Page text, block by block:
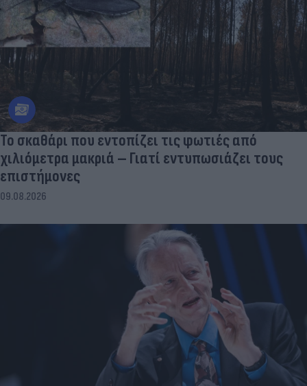
Το σκαθάρι που εντοπίζει τις φωτιές από
χιλιόμετρα μακριά – Γιατί εντυπωσιάζει τους
επιστήμονες
09.08.2026